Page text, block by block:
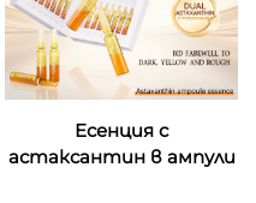
Есенция с
астаксантин в ампули